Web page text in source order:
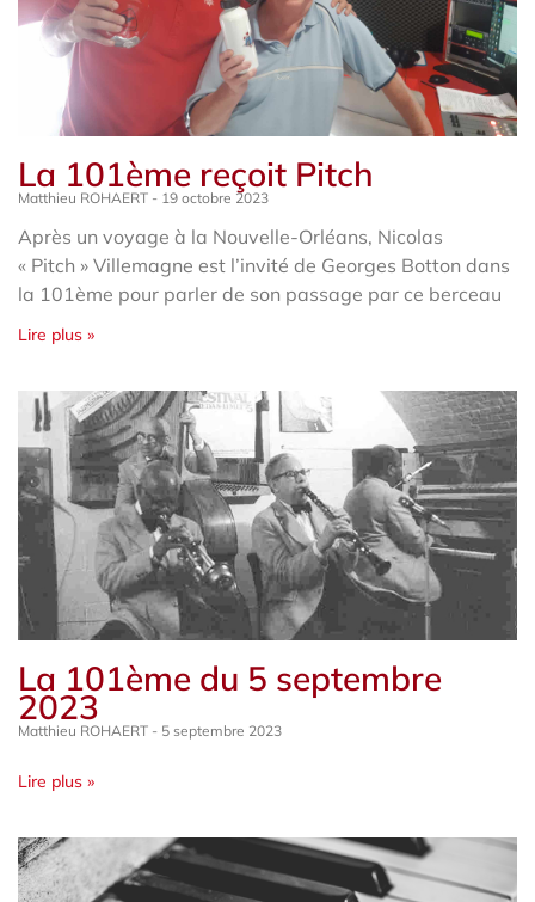
La 101ème reçoit Pitch
Matthieu ROHAERT 19 octobre 2023
Après un voyage à la Nouvelle-Orléans, Nicolas
« Pitch » Villemagne est l’invité de Georges Botton dans
la 101ème pour parler de son passage par ce berceau
Lire plus »
La 101ème du 5 septembre
2023
Matthieu ROHAERT 5 septembre 2023
Lire plus »